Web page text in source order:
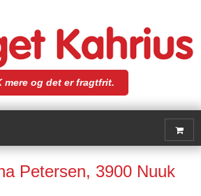
mere og det er fragtfrit.
Petersen, 3900 Nuuk